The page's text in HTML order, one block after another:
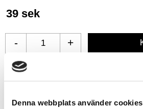
Denna webbplats använder cookies
39 sek
+
-
Lagerstatus